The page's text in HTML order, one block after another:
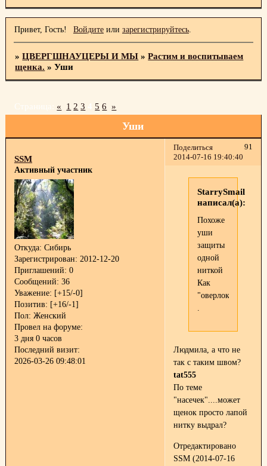
Привет, Гость! Войдитеили зарегистрируйтесь.
»ЦВЕРГШНАУЦЕРЫ И МЫ »Растим и воспитываем
щенка. »Уши
Уши
Страница: « 1 2 3 4 5 6 »
Поделиться
91
2014-07-16 19:40:40
SSM
Активный участник
Откуда: Сибирь
Зарегистрирован: 2012-12-20
Приглашений: 0
Сообщений: 36
Уважение: [+15/-0]
Позитив: [+16/-1]
Пол: Женский
Провел на форуме:
3 дня 0 часов
Последний визит:
2026-03-26 09:48:01
StarrySmail
написал(а):
Похоже
уши
защиты
одной
ниткой
Как
"оверлок"...
.
Людмила, а что не
так с таким швом?
tat555
По теме
"насечек"....может
щенок просто лапой
нитку выдрал?
Отредактировано
SSM (2014-07-16